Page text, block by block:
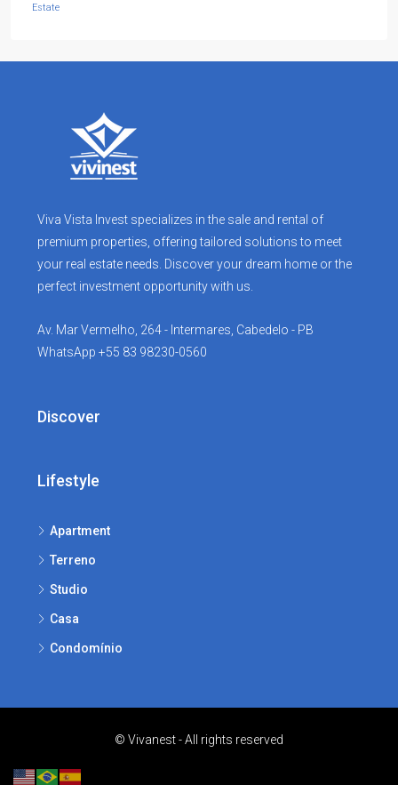
Estate
Viva Vista Invest specializes in the sale and rental of
premium properties, offering tailored solutions to meet
your real estate needs. Discover your dream home or the
perfect investment opportunity with us.
Av. Mar Vermelho, 264 - Intermares, Cabedelo - PB
WhatsApp +55 83 98230-0560
Discover
Lifestyle
Apartment
Terreno
Studio
Casa
Condomínio
© Vivanest - All rights reserved